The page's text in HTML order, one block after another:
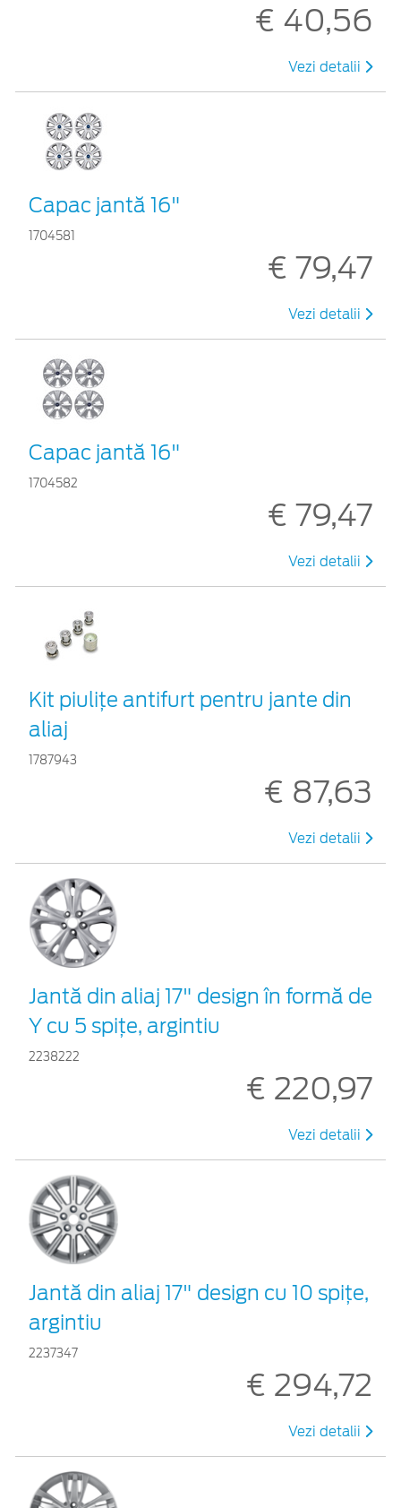
€ 40,56
Vezi detalii
Capac jantă 16"
1704581
€ 79,47
Vezi detalii
Capac jantă 16"
1704582
€ 79,47
Vezi detalii
Kit piuliţe antifurt pentru jante din
aliaj
1787943
€ 87,63
Vezi detalii
Jantă din aliaj 17" design în formă de
Y cu 5 spiţe, argintiu
2238222
€ 220,97
Vezi detalii
Jantă din aliaj 17" design cu 10 spiţe,
argintiu
2237347
€ 294,72
Vezi detalii